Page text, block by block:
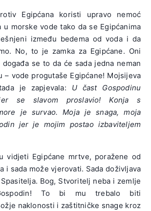
Egipćana koristi upravo nemoć
u morske vode tako da se Egipćanima
između bedema od voda i da
No, to je zamka za Egipćane. Oni
se to da će sada jedna neman
– vode progutaše Egipćane! Mojsijeva
je zapjevala: U čast Gospodinu
se slavom proslavio! Konja s
je survao. Moja je snaga, moja
jer je mojim postao izbaviteljem
vidjeti Egipćane mrtve, poražene od
i sada može vjerovati. Sada doživljava
Bog, Stvoritelj neba i zemlje
To bi mu trebalo biti
naklonosti i zaštitničke snage kroz